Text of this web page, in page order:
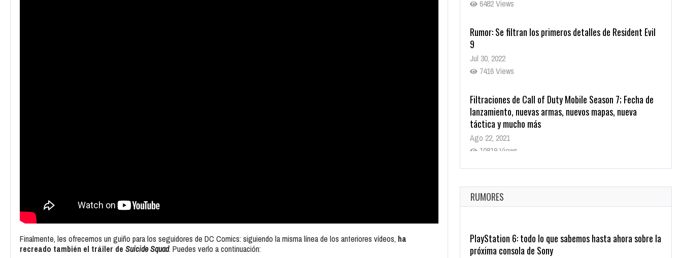
Finalmente, les ofrecemos un guiño para los seguidores de DC Comics: siguiendo la misma línea de los anteriores vídeos, ha
recreado también el tráiler de Suicide Squad. Puedes verlo a continuación:
6482 Views
Rumor: Se filtran los primeros detalles de Resident Evil
9
Jul 30, 2022
7416 Views
Filtraciones de Call of Duty Mobile Season 7; Fecha de
lanzamiento, nuevas armas, nuevos mapas, nueva
táctica y mucho más
Ago 22, 2021
10819 Views
La configuración de Call of Duty 2021 aparentemente
Ago 8, 2021
10004 Views
RUMORES
PlayStation 6: todo lo que sabemos hasta ahora sobre la
próxima consola de Sony